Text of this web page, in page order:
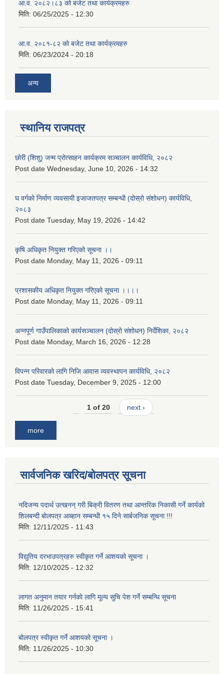
आ.व. २०८२।८३ को बजेट तथा कार्यक्रमहरु
मिति: 06/25/2025 - 12:30
आ.व. २०८१-८२ को बजेट तथा कार्यक्रमहरु
मिति: 06/23/2024 - 20:18
अन्य
स्थानिय राजपत्र
छोरी (शिशु) जन्म प्रोत्साहन कार्यक्रम सञ्चालन कार्यविधि, २०८२
Post date Wednesday, June 10, 2026 - 14:32
घ वर्गको निर्माण व्यवसायी इजाजतपत्र सम्बन्धी (दोस्रो संशोधन) कार्यविधि,
२०८३
Post date Tuesday, May 19, 2026 - 14:42
कृषि अधिकृत नियुक्त गरिएको सूचना ।।
Post date Monday, May 11, 2026 - 09:11
प्रशासकीय अधिकृत नियुक्त गरिएको सूचना ।।।।
Post date Monday, May 11, 2026 - 09:11
अन्नपूर्ण गाउँपालिकाको कार्यसञ्चालन (दोस्रो संशोधन) निर्देशिका, २०८२
Post date Monday, March 16, 2026 - 12:28
विपन्न परिवारको लागि निजि आवास व्यवस्थापन कार्यविधि, २०८२
Post date Tuesday, December 9, 2025 - 12:00
1 of 20 next ›
more
सार्वजनिक खरिद/बोलपत्र सूचना
नदिजन्य पदार्थ उत्खनन् गरी बिक्री वितरण तथा आन्तरिक निकासी गर्ने कार्यको
शिलबन्दी बोलपत्र आब्हान सम्बन्धी १५ दिने सार्बजनिक सूचना !!!
मिति: 12/11/2025 - 11:43
विद्युतिय दरभाउपत्रहरु स्वीकृत गर्ने आशयको सूचना ।
मिति: 12/10/2025 - 12:32
लागत अनुमान तयार गर्नकाे लागि मूल्य सुचि पेश गर्ने सम्बन्धि सूचना
मिति: 11/26/2025 - 15:41
बोलपत्र स्वीकृत गर्ने आशयको सूचना ।
मिति: 11/26/2025 - 10:30